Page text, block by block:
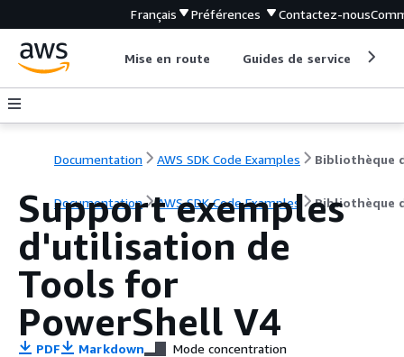
Français Préférences Contactez-nous
Mise en route Guides de service
Documentation AWS SDK Code Examples
Documentation AWS SDK Code Examples Bibliothèque
Support exemples
d'utilisation de
Tools for
PowerShell V4
PDF Markdown Mode concentration